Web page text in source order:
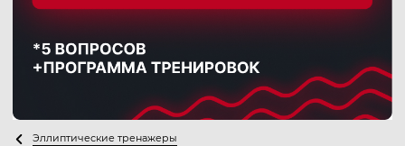
Эллиптические тренажеры